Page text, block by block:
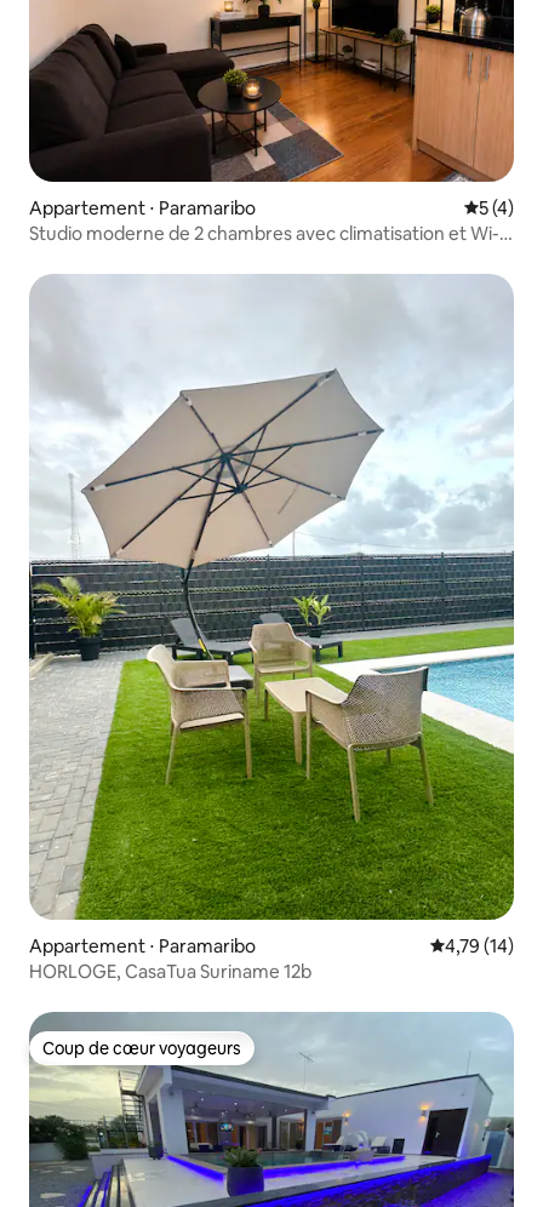
Appartement ⋅ Paramaribo
5 (4)
Studio moderne de 2 chambres avec climatisation et Wi-Fi
Appartement ⋅ Paramaribo Évaluation
4,79 (14)
HORLOGE, CasaTua Suriname 12b
Coup de cœur voyageurs
Coup de cœur voyageurs